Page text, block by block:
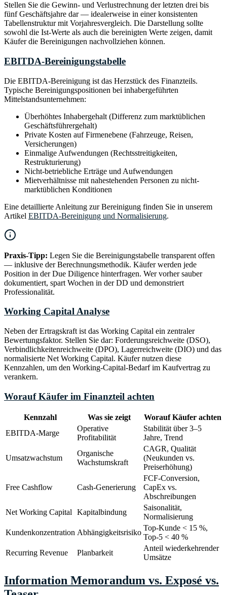
Stellen Sie die Gewinn- und Verlustrechnung der letzten drei bis
fünf Geschäftsjahre dar — idealerweise in einer konsistenten
Tabellenstruktur mit Vorjahresvergleich. Die Darstellung sollte
sowohl die Ist-Werte als auch die bereinigten Werte zeigen, damit
Käufer die Bereinigungen nachvollziehen können.
EBITDA-Bereinigungstabelle
Die EBITDA-Bereinigung ist das Herzstück des Finanzteils.
Typische Bereinigungspositionen bei inhabergeführten
Mittelstandsunternehmen:
Überhöhtes Inhabergehalt (Differenz zum marktüblichen
Geschäftsführergehalt)
Private Kosten auf Firmenebene (Fahrzeuge, Reisen,
Versicherungen)
Einmalige Aufwendungen (Rechtsstreitigkeiten,
Restrukturierung)
Nicht-betriebliche Erträge und Aufwendungen
Mietverhältnisse mit nahestehenden Personen zu nicht-
marktüblichen Konditionen
Eine detaillierte Anleitung zur Bereinigung finden Sie in unserem
Artikel EBITDA-Bereinigung und Normalisierung.
Praxis-Tipp: Legen Sie die Bereinigungstabelle transparent offen
— inklusive der Berechnungsmethodik. Käufer werden jede
Position in der Due Diligence hinterfragen. Wer vorher sauber
dokumentiert, spart Wochen in der DD und demonstriert
Professionalität.
Working Capital Analyse
Neben der Ertragskraft ist das Working Capital ein zentraler
Bewertungsfaktor. Stellen Sie dar: Forderungsreichweite (DSO),
Verbindlichkeitenreichweite (DPO), Lagerreichweite (DIO) und das
normalisierte Net Working Capital. Käufer nutzen diese
Kennzahlen, um den Working-Capital-Bedarf im Kaufvertrag zu
verankern.
Worauf Käufer im Finanzteil achten
Kennzahl Was sie zeigt
Worauf Käufer achten
EBITDA-Marge
Operative
Profitabilität
Stabilität über 3–5
Jahre, Trend
Umsatzwachstum
Organische
Wachstumskraft
CAGR, Qualität
(Neukunden vs.
Preiserhöhung)
Free Cashflow Cash-Generierung
FCF-Conversion,
CapEx vs.
Abschreibungen
Net Working Capital
Kapitalbindung
Saisonalität,
Normalisierung
Kundenkonzentration Abhängigkeitsrisiko
Top-Kunde < 15 %,
Top-5 < 40 %
Recurring Revenue
Planbarkeit
Anteil wiederkehrender
Umsätze
Information Memorandum vs. Exposé vs.